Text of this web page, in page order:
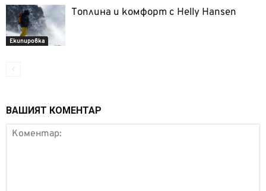
Екипировка
Топлина и комфорт с Helly Hansen
ВАШИЯТ КОМЕНТАР